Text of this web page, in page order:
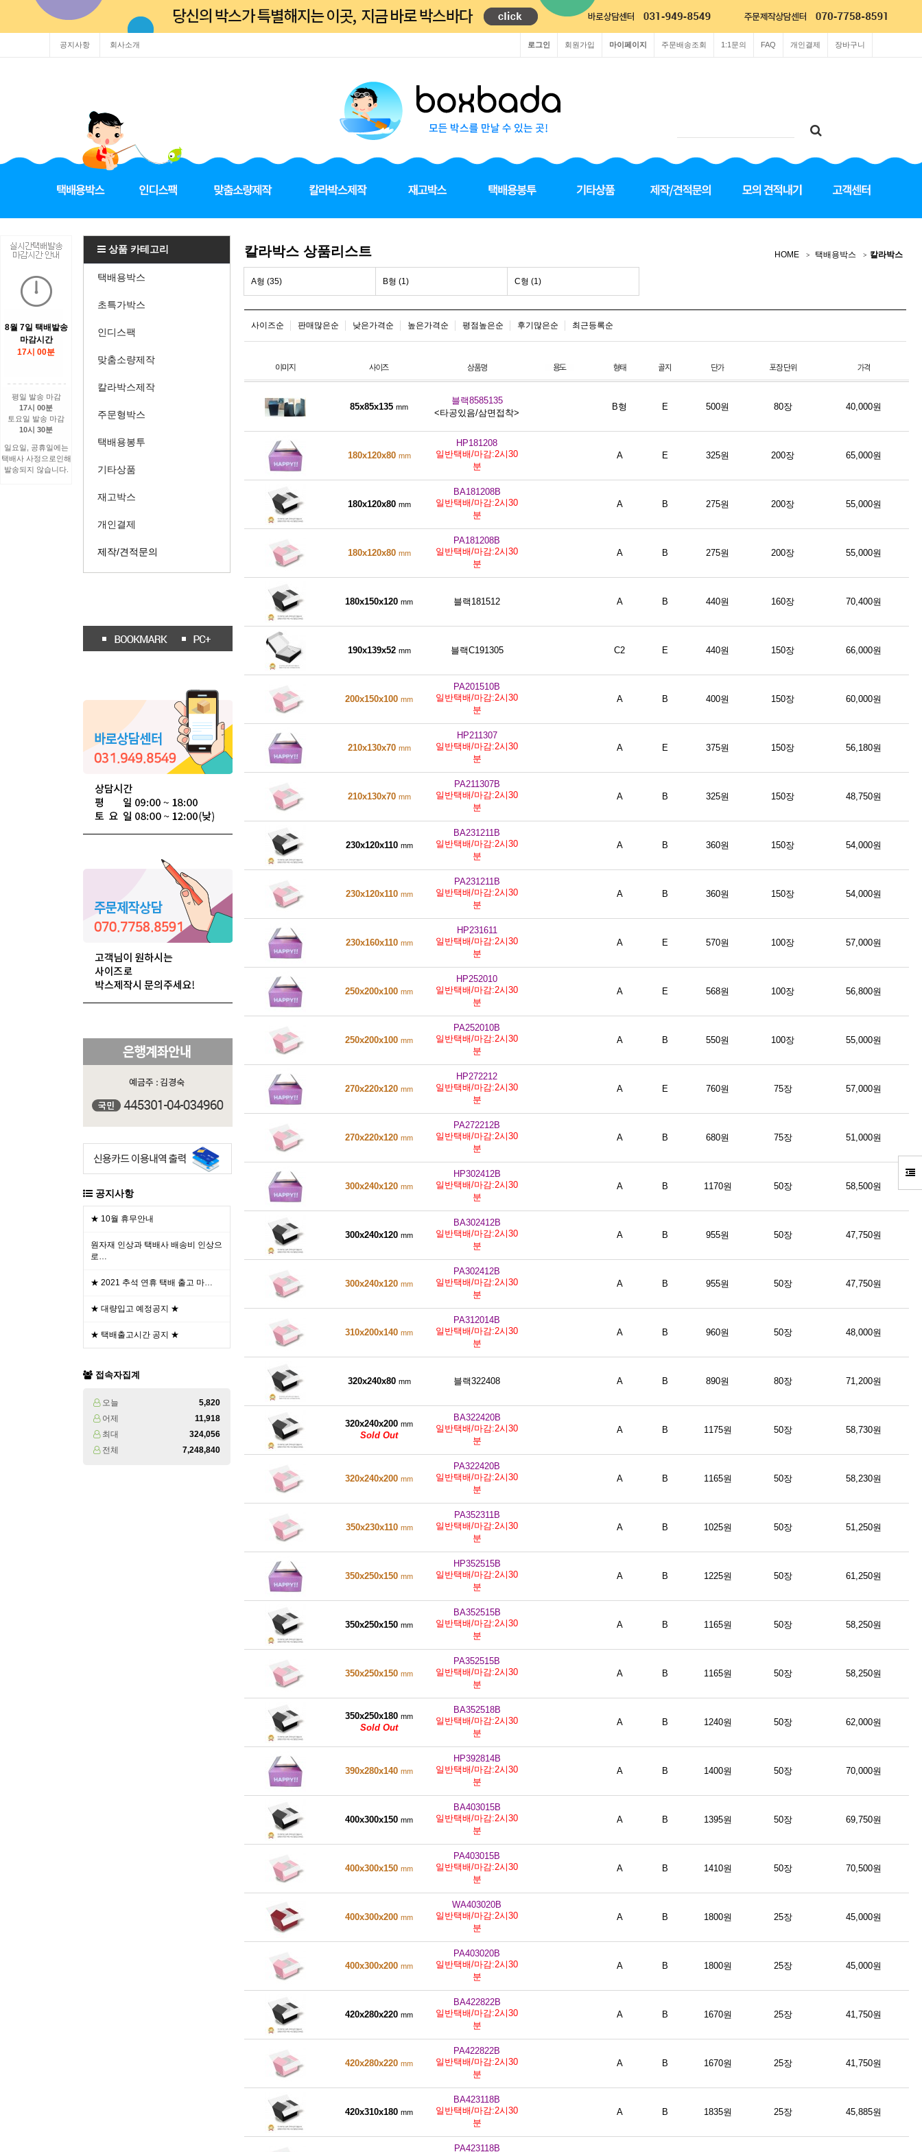
공지사항 회사소개 장바구니
개인결제
FAQ
1:1문의
주문배송조회
마이페이지
회원가입
로그인
8월 7일 택배발송
마감시간
17시 00분
평일 발송 마감
17시 00분
토요일 발송 마감
10시 30분
일요일, 공휴일에는
택배사 사정으로인해
발송되지 않습니다.
상품 카테고리
택배용박스
초특가박스
인디스팩
맞춤소량제작
칼라박스제작
주문형박스
택배용봉투
기타상품
재고박스
개인결제
제작/견적문의
공지사항
★ 10월 휴무안내
원자재 인상과 택배사 배송비 인상으
로…
★ 2021 추석 연휴 택배 출고 마…
★ 대량입고 예정공지 ★
★ 택배출고시간 공지 ★
접속자집계
오늘
5,820
어제
11,918
최대
324,056
전체
7,248,840
칼라박스 상품리스트 HOME 택배용박스 칼라박스
A형 (35) B형 (1) C형 (1)
사이즈순 판매많은순 낮은가격순 높은가격순 평점높은순 후기많은순 최근등록순
85x85x135 mm
블랙8585135
<타공있음/삼면접착>
B형 E 500원 80장 40,000원
180x120x80 mm
HP181208
일반택배/마감:2시30
분
A E 325원 200장 65,000원
180x120x80 mm
BA181208B
일반택배/마감:2시30
분
A B 275원 200장 55,000원
180x120x80 mm
PA181208B
일반택배/마감:2시30
분
A B 275원 200장 55,000원
180x150x120 mm 블랙181512 A B 440원 160장 70,400원
190x139x52 mm 블랙C191305 C2 E 440원 150장 66,000원
200x150x100 mm
PA201510B
일반택배/마감:2시30
분
A B 400원 150장 60,000원
210x130x70 mm
HP211307
일반택배/마감:2시30
분
A E 375원 150장 56,180원
210x130x70 mm
PA211307B
일반택배/마감:2시30
분
A B 325원 150장 48,750원
230x120x110 mm
BA231211B
일반택배/마감:2시30
분
A B 360원 150장 54,000원
230x120x110 mm
PA231211B
일반택배/마감:2시30
분
A B 360원 150장 54,000원
230x160x110 mm
HP231611
일반택배/마감:2시30
분
A E 570원 100장 57,000원
250x200x100 mm
HP252010
일반택배/마감:2시30
분
A E 568원 100장 56,800원
250x200x100 mm
PA252010B
일반택배/마감:2시30
분
A B 550원 100장 55,000원
270x220x120 mm
HP272212
일반택배/마감:2시30
분
A E 760원 75장 57,000원
270x220x120 mm
PA272212B
일반택배/마감:2시30
분
A B 680원 75장 51,000원
300x240x120 mm
HP302412B
일반택배/마감:2시30
분
A B 1170원 50장 58,500원
300x240x120 mm
BA302412B
일반택배/마감:2시30
분
A B 955원 50장 47,750원
300x240x120 mm
PA302412B
일반택배/마감:2시30
분
A B 955원 50장 47,750원
310x200x140 mm
PA312014B
일반택배/마감:2시30
분
A B 960원 50장 48,000원
320x240x80 mm 블랙322408 A B 890원 80장 71,200원
320x240x200 mm
Sold Out
BA322420B
일반택배/마감:2시30
분
A B 1175원 50장 58,730원
320x240x200 mm
PA322420B
일반택배/마감:2시30
분
A B 1165원 50장 58,230원
350x230x110 mm
PA352311B
일반택배/마감:2시30
분
A B 1025원 50장 51,250원
350x250x150 mm
HP352515B
일반택배/마감:2시30
분
A B 1225원 50장 61,250원
350x250x150 mm
BA352515B
일반택배/마감:2시30
분
A B 1165원 50장 58,250원
350x250x150 mm
PA352515B
일반택배/마감:2시30
분
A B 1165원 50장 58,250원
350x250x180 mm
Sold Out
BA352518B
일반택배/마감:2시30
분
A B 1240원 50장 62,000원
390x280x140 mm
HP392814B
일반택배/마감:2시30
분
A B 1400원 50장 70,000원
400x300x150 mm
BA403015B
일반택배/마감:2시30
분
A B 1395원 50장 69,750원
400x300x150 mm
PA403015B
일반택배/마감:2시30
분
A B 1410원 50장 70,500원
400x300x200 mm
WA403020B
일반택배/마감:2시30
분
A B 1800원 25장 45,000원
400x300x200 mm
PA403020B
일반택배/마감:2시30
분
A B 1800원 25장 45,000원
420x280x220 mm
BA422822B
일반택배/마감:2시30
분
A B 1670원 25장 41,750원
420x280x220 mm
PA422822B
일반택배/마감:2시30
분
A B 1670원 25장 41,750원
420x310x180 mm
BA423118B
일반택배/마감:2시30
분
A B 1835원 25장 45,885원
PA423118B